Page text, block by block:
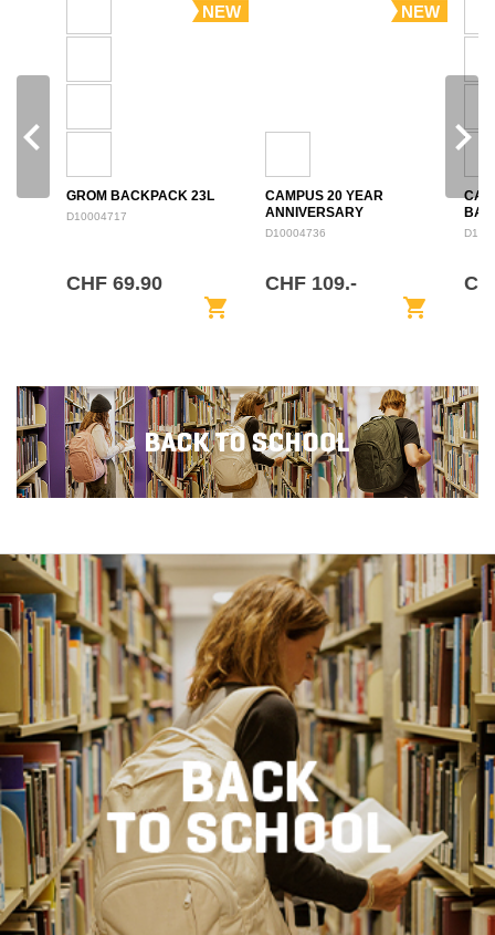
NEW
GROM BACKPACK 23L
D10004717
CHF 69.90
shopping_cart
NEW
CAMPUS 20 YEAR
ANNIVERSARY
BACKPACK 28L
D10004736
CHF 109.-
shopping_cart
navigate_before navigate_next